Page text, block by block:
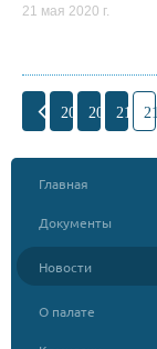
21 мая 2020 г.
208 209 210
Главная
Документы
Новости
О палате